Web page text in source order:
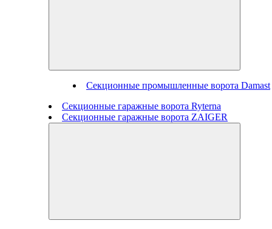
Секционные промышленные ворота Damast
Секционные гаражные ворота Ryterna
Секционные гаражные ворота ZAIGER